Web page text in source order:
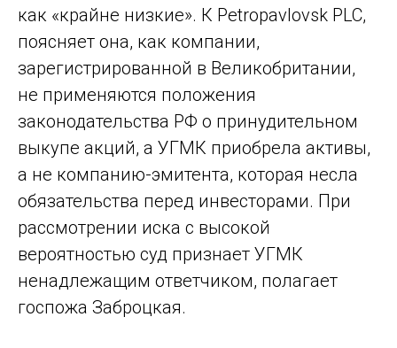
как «крайне низкие». К Petropavlovsk PLC,
поясняет она, как компании,
зарегистрированной в Великобритании,
не применяются положения
законодательства РФ о принудительном
выкупе акций, а УГМК приобрела активы,
а не компанию-эмитента, которая несла
обязательства перед инвесторами. При
рассмотрении иска с высокой
вероятностью суд признает УГМК
ненадлежащим ответчиком, полагает
госпожа Заброцкая.